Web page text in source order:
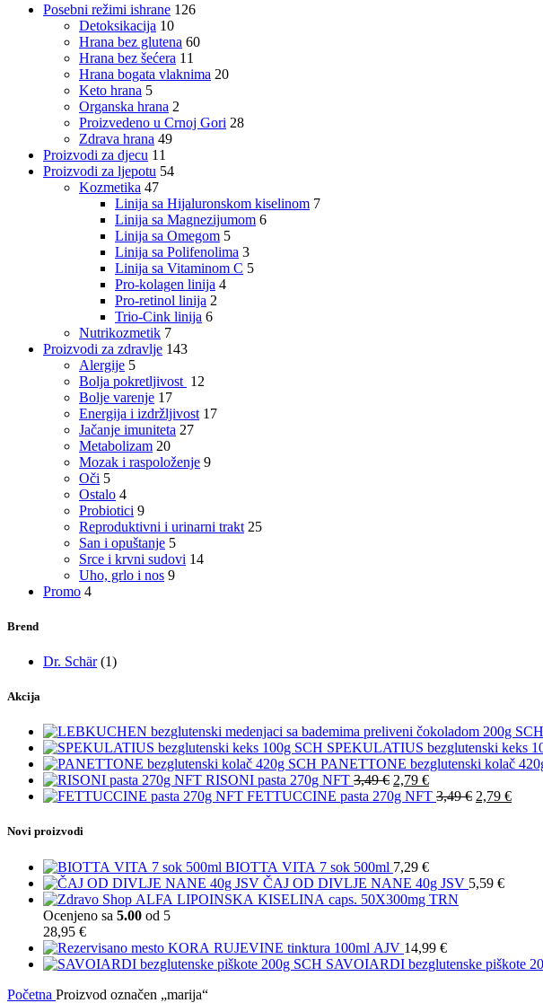
Posebni režimi ishrane 126
Detoksikacija 10
Hrana bez glutena 60
Hrana bez šećera 11
Hrana bogata vlaknima 20
Keto hrana 5
Organska hrana 2
Proizvedeno u Crnoj Gori 28
Zdrava hrana 49
Proizvodi za djecu 11
Proizvodi za ljepotu 54
Kozmetika 47
Linija sa Hijaluronskom kiselinom 7
Linija sa Magnezijumom 6
Linija sa Omegom 5
Linija sa Polifenolima 3
Linija sa Vitaminom C 5
Pro-kolagen linija 4
Pro-retinol linija 2
Trio-Cink linija 6
Nutrikozmetik 7
Proizvodi za zdravlje 143
Alergije 5
Bolja pokretljivost 12
Bolje varenje 17
Energija i izdržljivost 17
Jačanje imuniteta 27
Metabolizam 20
Mozak i raspoloženje 9
Oči 5
Ostalo 4
Probiotici 9
Reproduktivni i urinarni trakt 25
San i opuštanje 5
Srce i krvni sudovi 14
Uho, grlo i nos 9
Promo 4
Brend
Dr. Schär (1)
Akcija
SPEKULATIUS bezglutenski keks
PANETTONE bezglutenski kolač
RISONI pasta 270g NFT 3,49€ 2,79 €
FETTUCCINE pasta 270g NFT 3,49€ 2,79 €
Novi proizvodi
BIOTTA VITA 7 sok 500ml 7,29 €
ČAJ OD DIVLJE NANE 40g JSV 5,59 €
ALFA LIPOINSKA KISELINA caps. 50X300mg TRN
Ocenjeno sa 5.00 od 5
28,95 €
KORA RUJEVINE tinktura 100ml AJV 14,99 €
SAVOIARDI bezglutenske piškote
Početna Proizvod označen „marija“